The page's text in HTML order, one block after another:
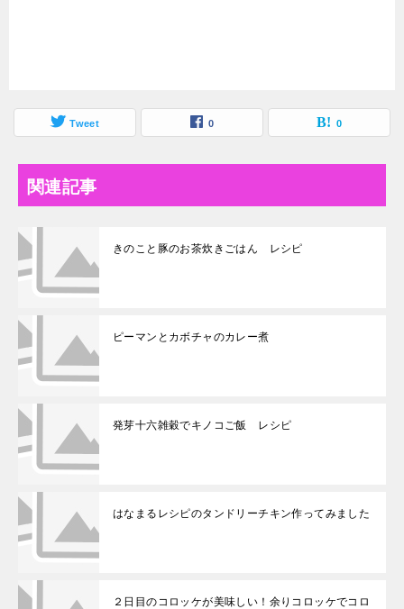
Tweet 0 0
関連記事
きのこと豚のお茶炊きごはん レシピ
ピーマンとカボチャのカレー煮
発芽十六雑穀でキノコご飯 レシピ
はなまるレシピのタンドリーチキン作ってみました
２日目のコロッケが美味しい！余りコロッケでコロ